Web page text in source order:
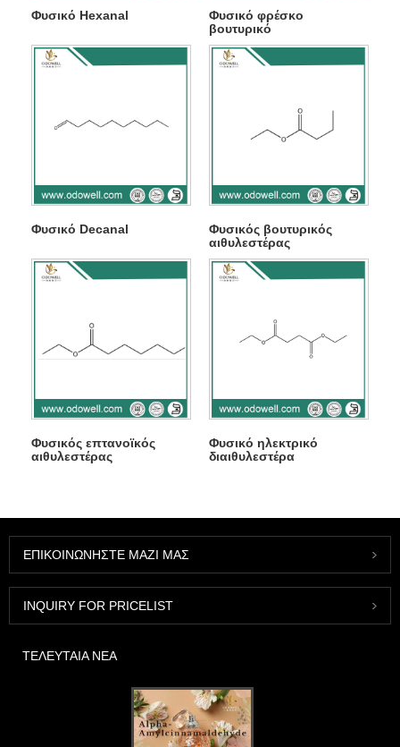
Φυσικό Hexanal
Φυσικό φρέσκο ​​
βουτυρικό
Φυσικό Decanal
Φυσικός βουτυρικός
αιθυλεστέρας
Φυσικός επτανοϊκός
αιθυλεστέρας
Φυσικό ηλεκτρικό
διαιθυλεστέρα
ΕΠΙΚΟΙΝΩΝΉΣΤΕ ΜΑΖΊ ΜΑΣ
INQUIRY FOR PRICELIST
ΤΕΛΕΥΤΑΊΑ ΝΈΑ